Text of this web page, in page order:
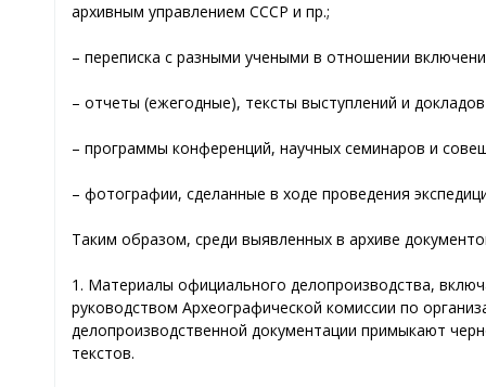
архивным управлением СССР и пр.;
– переписка с разными учеными в отношении
– отчеты (ежегодные), тексты выступлений и
– программы конференций, научных семинаров и
– фотографии, сделанные в ходе проведения
Таким образом, среди выявленных в архиве
1. Материалы официального делопроизводства,
руководством Археографической комиссии по
делопроизводственной документации примыкают
текстов.